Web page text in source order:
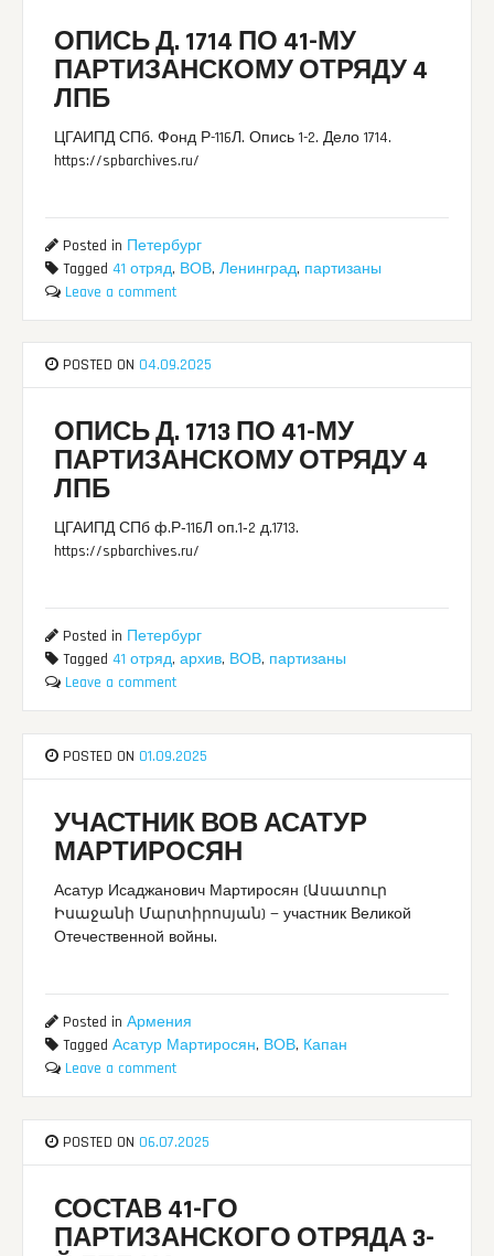
ОПИСЬ Д. 1714 ПО 41-МУ
ПАРТИЗАНСКОМУ ОТРЯДУ 4
ЛПБ
ЦГАИПД СПб. Фонд Р-116Л. Опись 1-2. Дело 1714.
https://spbarchives.ru/
Posted in Петербург
Tagged41 отряд, ВОВ,Ленинград, партизаны
Leave a comment
POSTED ON 04.09.2025
ОПИСЬ Д. 1713 ПО 41-МУ
ПАРТИЗАНСКОМУ ОТРЯДУ 4
ЛПБ
ЦГАИПД СПб ф.Р‑116Л оп.1‑2 д.1713.
https://spbarchives.ru/
Posted in Петербург
Tagged41 отряд,архив, ВОВ, партизаны
Leave a comment
POSTED ON 01.09.2025
УЧАСТНИК ВОВ АСАТУР
МАРТИРОСЯН
Асатур Исаджанович Мартиросян (Ասատուր
Իսաջանի Մարտիրոսյան) — участник Великой
Отечественной войны.
Posted inАрмения
TaggedАсатур Мартиросян, ВОВ, Капан
Leave a comment
POSTED ON 06.07.2025
СОСТАВ 41-ГО
ПАРТИЗАНСКОГО ОТРЯДА 3-